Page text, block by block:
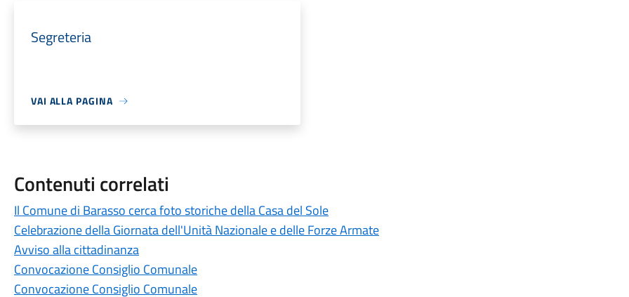
Segreteria
VAI ALLA PAGINA
Contenuti correlati
Il Comune di Barasso cerca foto storiche della Casa del Sole
Celebrazione della Giornata dell'Unità Nazionale e delle Forze Armate
Avviso alla cittadinanza
Convocazione Consiglio Comunale
Convocazione Consiglio Comunale